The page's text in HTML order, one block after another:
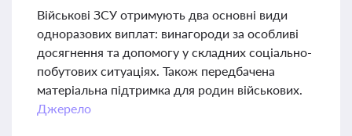
Військові ЗСУ отримують два основні види
одноразових виплат: винагороди за особливі
досягнення та допомогу у складних соціально-
побутових ситуаціях. Також передбачена
матеріальна підтримка для родин військових.
Джерело